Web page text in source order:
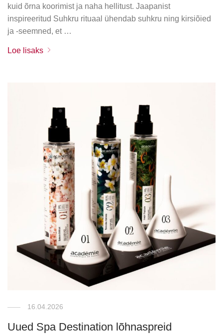
kuid õrna koorimist ja naha hellitust. Jaapanist
inspireeritud Suhkru rituaal ühendab suhkru ning kirsiõied
ja -seemned, et …
Loe lisaks
16.04.2026
Uued Spa Destination lõhnaspreid